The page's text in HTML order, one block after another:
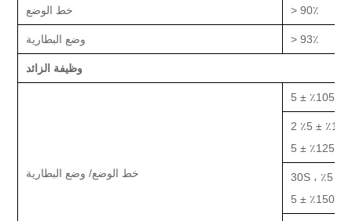
خط الوضع >90٪
وضع البطارية >93٪
وظيفة الزائد
خط الوضع/ وضع البطارية
105٪ ± 5٪
125٪ ± 5٪